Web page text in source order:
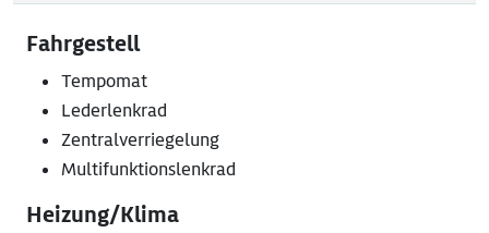
Fahrgestell
Tempomat
Lederlenkrad
Zentralverriegelung
Multifunktionslenkrad
Heizung/Klima